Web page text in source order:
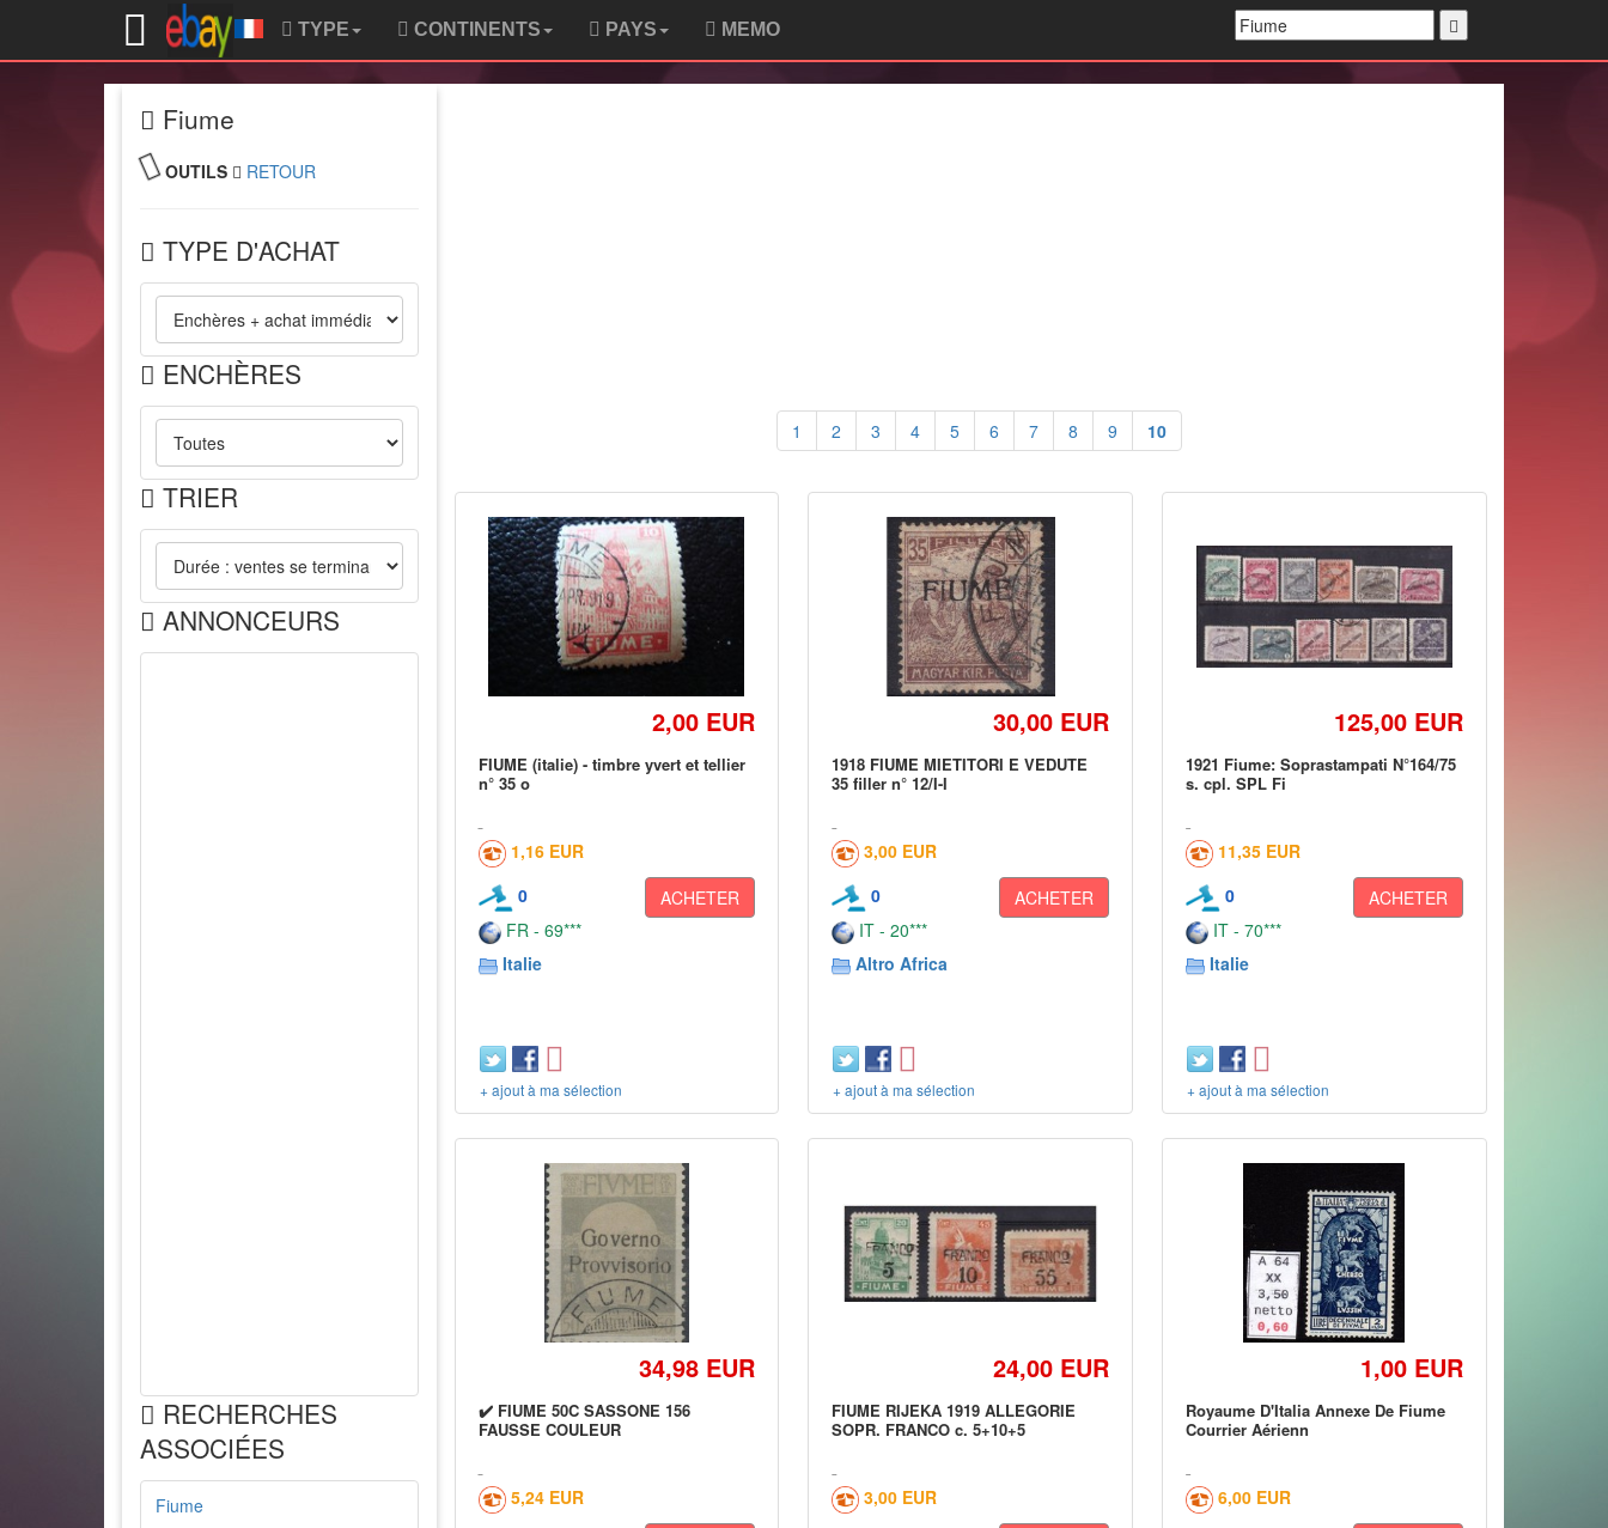
TYPE CONTINENTS PAYS MEMO
Fiume
OUTILS RETOUR
TYPE D'ACHAT
ENCHÈRES
TRIER
ANNONCEURS
RECHERCHES
ASSOCIÉES
Fiume
1 2 3 4 5 6 7 8 9 10
2,00 EUR
FIUME (italie) - timbre yvert et tellier
n° 35 o
1,16 EUR
0
ACHETER
FR - 69***
Italie
+ ajout à ma sélection
30,00 EUR
1918 FIUME MIETITORI E VEDUTE
35 filler n° 12/I-I
3,00 EUR
0
ACHETER
IT - 20***
Altro Africa
+ ajout à ma sélection
125,00 EUR
1921 Fiume: Soprastampati N°164/75
s. cpl. SPL Fi
11,35 EUR
0
ACHETER
IT - 70***
Italie
+ ajout à ma sélection
34,98 EUR
✔️ FIUME 50C SASSONE 156
FAUSSE COULEUR
5,24 EUR
24,00 EUR
FIUME RIJEKA 1919 ALLEGORIE
SOPR. FRANCO c. 5+10+5
3,00 EUR
1,00 EUR
Royaume D'Italia Annexe De Fiume
Courrier Aérienn
6,00 EUR